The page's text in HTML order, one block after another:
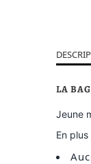
LA
Jeune
En